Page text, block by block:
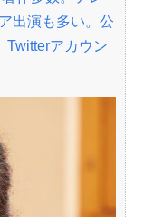
出演も多い。公
Twitterアカウン